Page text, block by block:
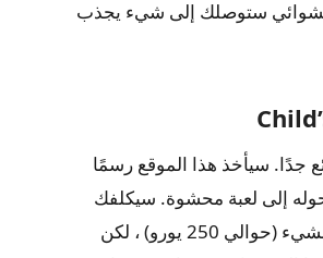
ستوصلك إلى شيء يجذب
جدًا. سيأخذ هذا الموقع رسمًا
إلى لعبة محشوة. سيكلفك
الفنان بعض الشيء (حوالي 250 يورو) ، لكن